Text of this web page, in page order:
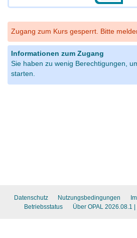
Zugang zum Kurs gesperrt. Bitte
Informationen zum Zugang
Sie haben zu wenig Berechtigungen,
starten.
Datenschutz Nutzungsbedingungen
Betriebsstatus
Über OPAL 2026.08.1